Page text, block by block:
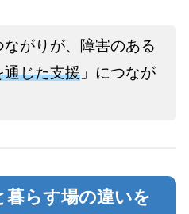
ながりが、障害のある
通じた支援」につなが
暮らす場の違いを